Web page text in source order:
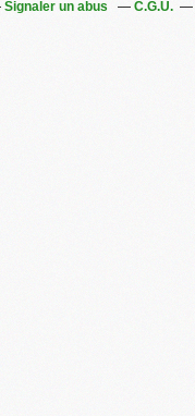
Signaler un abus C.G.U.